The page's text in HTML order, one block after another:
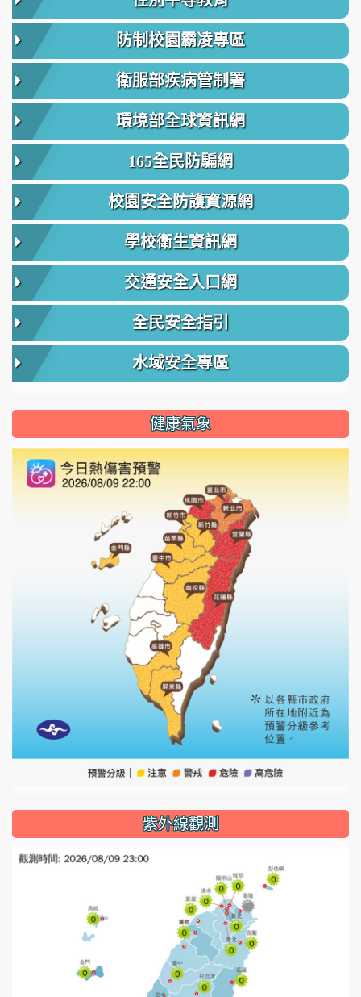
防制校園霸凌專區
衛服部疾病管制署
環境部全球資訊網
165全民防騙網
校園安全防護資源網
學校衛生資訊網
交通安全入口網
全民安全指引
水域安全專區
健康氣象
紫外線觀測